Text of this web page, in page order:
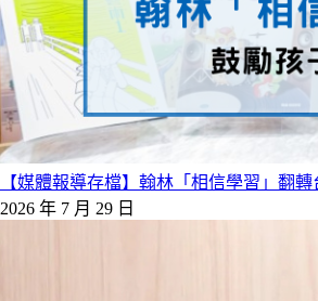
【媒體報導存檔】翰林「相信學習」翻
2026 年 7 月 29 日